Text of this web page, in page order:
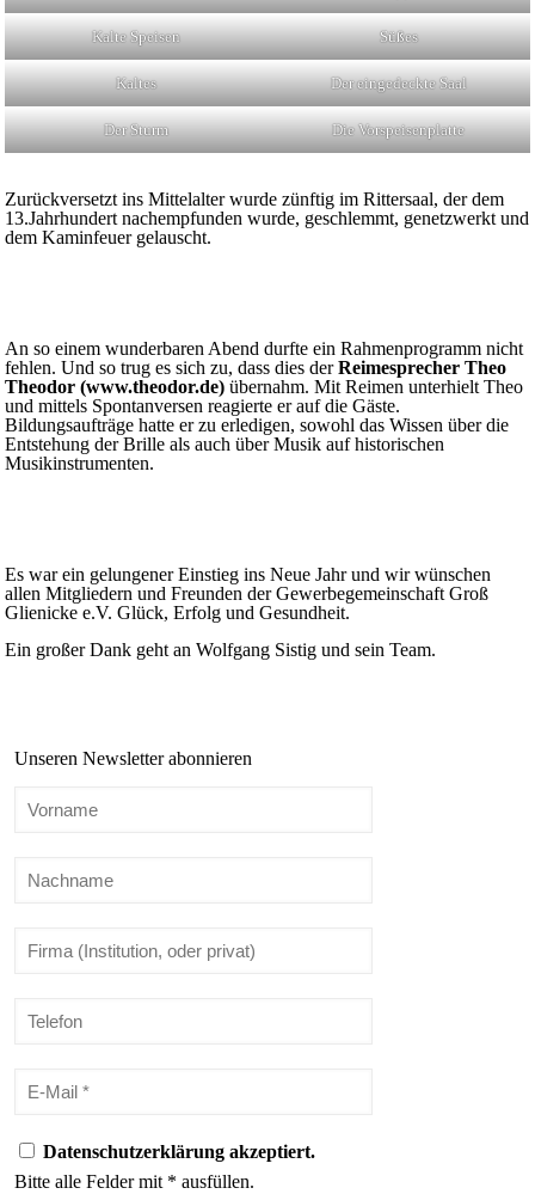
Kalte Speisen Süßes
Kaltes Der eingedeckte Saal
Der Sturm Die Vorspeisenplatte
Zurückversetzt ins Mittelalter wurde zünftig im Rittersaal, der dem
13.Jahrhundert nachempfunden wurde, geschlemmt, genetzwerkt und
dem Kaminfeuer gelauscht.
An so einem wunderbaren Abend durfte ein Rahmenprogramm nicht
fehlen. Und so trug es sich zu, dass dies derReimesprecher Theo
Theodor (www.theodor.de) übernahm. Mit Reimen unterhielt Theo
und mittels Spontanversen reagierte er auf die Gäste.
Bildungsaufträge hatte er zu erledigen, sowohl das Wissen über die
Entstehung der Brille als auch über Musik auf historischen
Musikinstrumenten.
Es war ein gelungener Einstieg ins Neue Jahr und wir wünschen
allen Mitgliedern und Freunden der Gewerbegemeinschaft Groß
Glienicke e.V. Glück, Erfolg und Gesundheit.
Ein großer Dank geht an Wolfgang Sistig und sein Team.
Unseren Newsletter abonnieren
Datenschutzerklärung akzeptiert.
Bitte alle Felder mit * ausfüllen.